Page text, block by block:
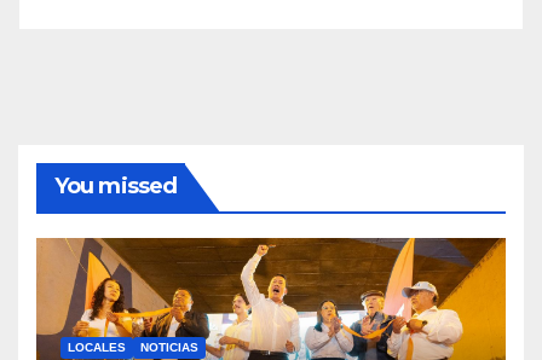
You missed
LOCALES NOTICIAS